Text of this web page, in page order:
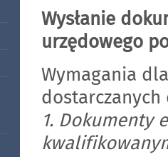
Wysłanie
urzędowego
Wymagania
dostarczanych
1. Dokumenty